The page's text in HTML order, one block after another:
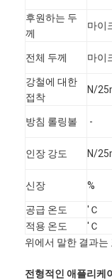
후원하는 두
께
마이
전체 두께 마이
강철에 대한
접착
N/
방침 롤링볼 -
인장 강도 N/
신장 %
공급 온도
'Ｃ
적용 온도
'Ｃ
위에서 말한 결과는
전형적인 애플리케